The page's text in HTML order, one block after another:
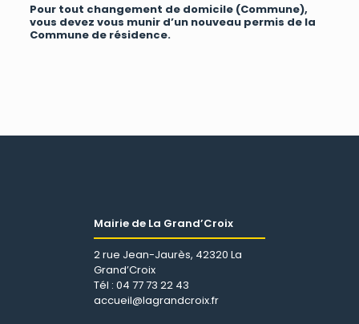
Pour tout changement de domicile (Commune),
vous devez vous munir d’un nouveau permis de la
Commune de résidence.
Mairie de La Grand’Croix
2 rue Jean-Jaurès, 42320 La
Grand’Croix
Tél : 04 77 73 22 43
accueil@lagrandcroix.fr